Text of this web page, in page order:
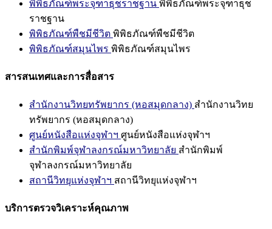
พิพิธภัณฑ์พระจุฑาธุชราชฐาน พิพิธภัณฑ์พระจุฑาธุช
ราชฐาน
พิพิธภัณฑ์พืชมีชีวิต พิพิธภัณฑ์พืชมีชีวิต
พิพิธภัณฑ์สมุนไพร พิพิธภัณฑ์สมุนไพร
สารสนเทศและการสื่อสาร
สำนักงานวิทยทรัพยากร (หอสมุดกลาง) สำนักงานวิทย
ทรัพยากร (หอสมุดกลาง)
ศูนย์หนังสือแห่งจุฬาฯ ศูนย์หนังสือแห่งจุฬาฯ
สำนักพิมพ์จุฬาลงกรณ์มหาวิทยาลัย สำนักพิมพ์
จุฬาลงกรณ์มหาวิทยาลัย
สถานีวิทยุแห่งจุฬาฯ สถานีวิทยุแห่งจุฬาฯ
บริการตรวจวิเคราะห์คุณภาพ